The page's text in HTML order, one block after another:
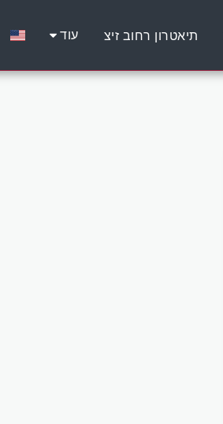
תיאטרון רחוב זיצ עוד